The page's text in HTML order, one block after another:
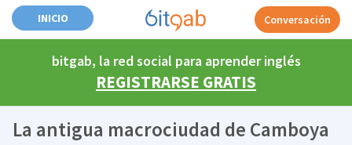
INICIO Conversación
bitgab, la red social para aprender inglés
REGISTRARSE GRATIS
La antigua macrociudad de Camboya